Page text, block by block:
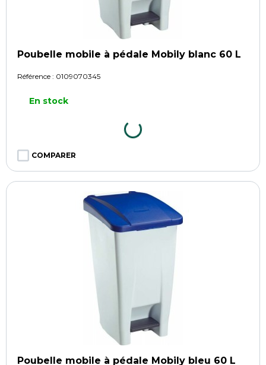
Poubelle mobile à pédale Mobily blanc 60 L
Référence : 0109070345
En stock
COMPARER
Poubelle mobile à pédale Mobily bleu 60 L